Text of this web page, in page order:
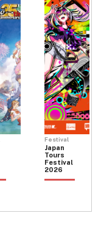
Festival
Japan
Tours
Festival
2026